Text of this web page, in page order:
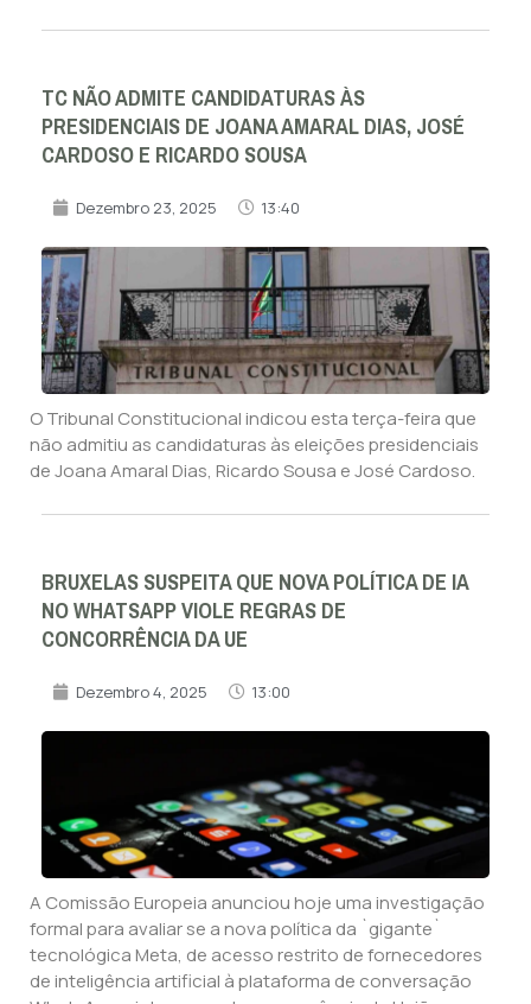
TC NÃO ADMITE CANDIDATURAS ÀS
PRESIDENCIAIS DE JOANA AMARAL DIAS, JOSÉ
CARDOSO E RICARDO SOUSA
Dezembro 23, 2025 13:40
O Tribunal Constitucional indicou esta terça-feira que
não admitiu as candidaturas às eleições presidenciais
de Joana Amaral Dias, Ricardo Sousa e José Cardoso.
BRUXELAS SUSPEITA QUE NOVA POLÍTICA DE IA
NO WHATSAPP VIOLE REGRAS DE
CONCORRÊNCIA DA UE
Dezembro 4, 2025 13:00
A Comissão Europeia anunciou hoje uma investigação
formal para avaliar se a nova política da `gigante`
tecnológica Meta, de acesso restrito de fornecedores
de inteligência artificial à plataforma de conversação